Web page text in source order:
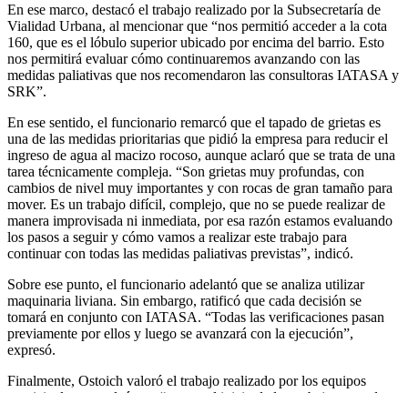
En ese marco, destacó el trabajo realizado por la Subsecretaría de
Vialidad Urbana, al mencionar que “nos permitió acceder a la cota
160, que es el lóbulo superior ubicado por encima del barrio. Esto
nos permitirá evaluar cómo continuaremos avanzando con las
medidas paliativas que nos recomendaron las consultoras IATASA y
SRK”.
En ese sentido, el funcionario remarcó que el tapado de grietas es
una de las medidas prioritarias que pidió la empresa para reducir el
ingreso de agua al macizo rocoso, aunque aclaró que se trata de una
tarea técnicamente compleja. “Son grietas muy profundas, con
cambios de nivel muy importantes y con rocas de gran tamaño para
mover. Es un trabajo difícil, complejo, que no se puede realizar de
manera improvisada ni inmediata, por esa razón estamos evaluando
los pasos a seguir y cómo vamos a realizar este trabajo para
continuar con todas las medidas paliativas previstas”, indicó.
Sobre ese punto, el funcionario adelantó que se analiza utilizar
maquinaria liviana. Sin embargo, ratificó que cada decisión se
tomará en conjunto con IATASA. “Todas las verificaciones pasan
previamente por ellos y luego se avanzará con la ejecución”,
expresó.
Finalmente, Ostoich valoró el trabajo realizado por los equipos